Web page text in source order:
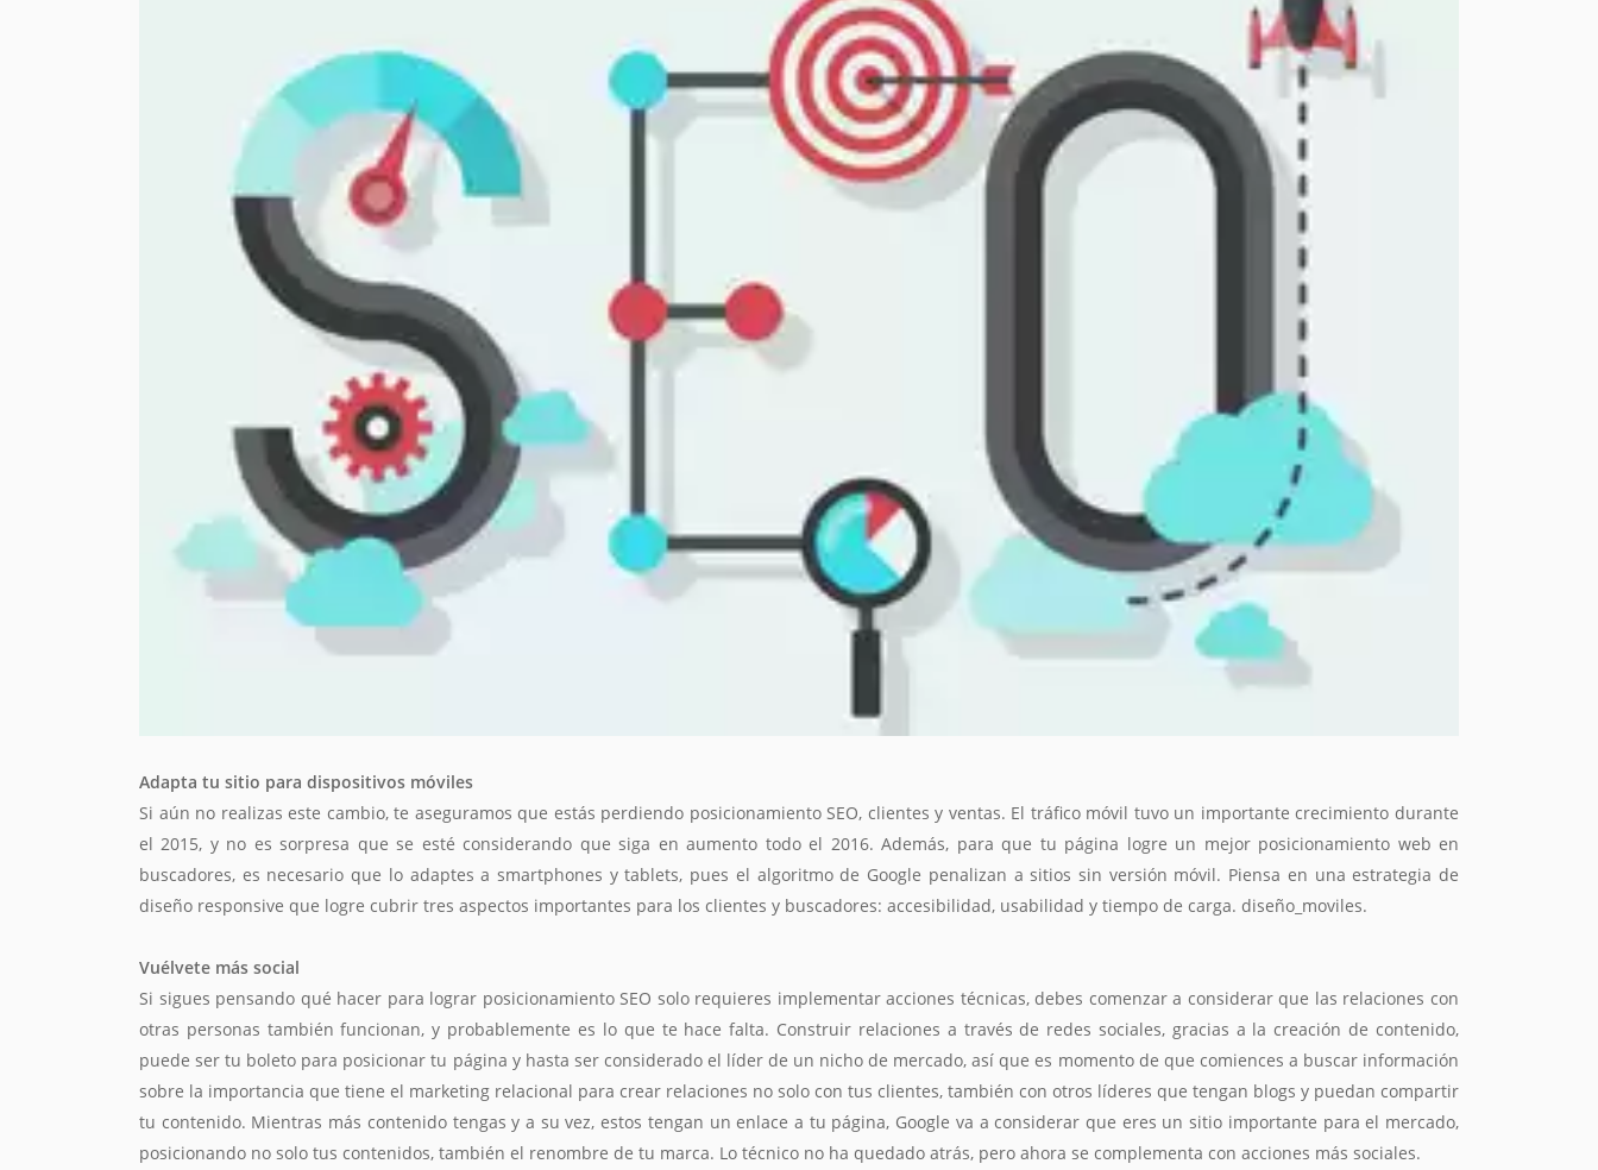
Adapta tu sitio para dispositivos móviles
Si aún no realizas este cambio, te aseguramos que estás perdiendo posicionamiento SEO, clientes y ventas. El tráfico móvil tuvo un importante crecimiento durante
el 2015, y no es sorpresa que se esté considerando que siga en aumento todo el 2016. Además, para que tu página logre un mejor posicionamiento web en
buscadores, es necesario que lo adaptes a smartphones y tablets, pues el algoritmo de Google penalizan a sitios sin versión móvil. Piensa en una estrategia de
diseño responsive que logre cubrir tres aspectos importantes para los clientes y buscadores: accesibilidad, usabilidad y tiempo de carga. diseño_moviles.
Vuélvete más social
Si sigues pensando qué hacer para lograr posicionamiento SEO solo requieres implementar acciones técnicas, debes comenzar a considerar que las relaciones con
otras personas también funcionan, y probablemente es lo que te hace falta. Construir relaciones a través de redes sociales, gracias a la creación de contenido,
puede ser tu boleto para posicionar tu página y hasta ser considerado el líder de un nicho de mercado, así que es momento de que comiences a buscar información
sobre la importancia que tiene el marketing relacional para crear relaciones no solo con tus clientes, también con otros líderes que tengan blogs y puedan compartir
tu contenido. Mientras más contenido tengas y a su vez, estos tengan un enlace a tu página, Google va a considerar que eres un sitio importante para el mercado,
posicionando no solo tus contenidos, también el renombre de tu marca. Lo técnico no ha quedado atrás, pero ahora se complementa con acciones más sociales.